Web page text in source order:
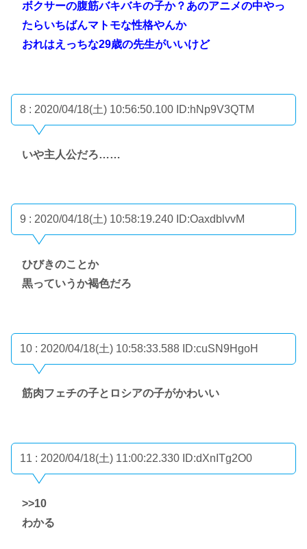
ボクサーの腹筋バキバキの子か？あのアニメの中やっ
たらいちばんマトモな性格やんか
おれはえっちな29歳の先生がいいけど
8 : 2020/04/18(土) 10:56:50.100 ID:hNp9V3QTM
いや主人公だろ……
9 : 2020/04/18(土) 10:58:19.240 ID:OaxdblvvM
ひびきのことか
黒っていうか褐色だろ
10 : 2020/04/18(土) 10:58:33.588 ID:cuSN9HgoH
筋肉フェチの子とロシアの子がかわいい
11 : 2020/04/18(土) 11:00:22.330 ID:dXnITg2O0
>>10
わかる